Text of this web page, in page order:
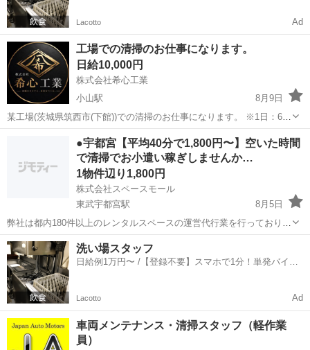
Lacotto Ad
工場での清掃のお仕事になります。
日給10,000円
株式会社希心工業
小山駅
8月9日
某工場(茨城県筑西市(下館))での清掃のお仕事になります。 ※1日：6時
間～7時間のお仕事です -------------- 日給：10000円～12000円 --------------小山駅 清掃
●宇都宮【平均40分で1,800円〜】空いた時間
で清掃でお小遣い稼ぎしませんか…
1物件辺り1,800円
株式会社スペースモール
東武宇都宮駅
8月5日
弊社は都内180件以上のレンタルスペースの運営代行業を行っておりま
す。 急成長中につき、毎月スペース数が増えておりますが、弊社で管
理しているレンタルスペースの清掃作業をして頂ける方を募集しま
す！ ★募集エリア ...
栃木 宇都宮市 東武宇都宮駅
洗い場スタッフ
日給例1万円〜 /【登録不要】スマホで1分！単発バイト
Lacotto Ad
車両メンテナンス・清掃スタッフ（軽作業
員）